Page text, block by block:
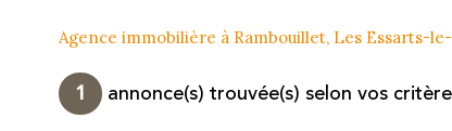
Agence immobilière à Rambouillet, Les Essarts-
1 annonce(s) trouvée(s) selon vos